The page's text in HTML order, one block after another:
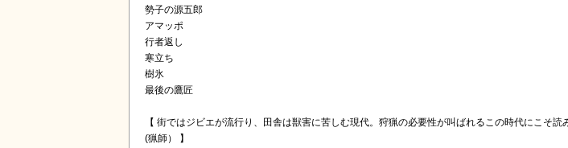
勢子の源五郎
アマッポ
行者返し
寒立ち
樹氷
最後の鷹匠
【 街ではジビエが流行り、田舎は獣害に苦しむ現代。狩猟の必要性が叫ばれるこの時代にこそ
(猟師） 】